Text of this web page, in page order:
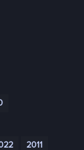
2011